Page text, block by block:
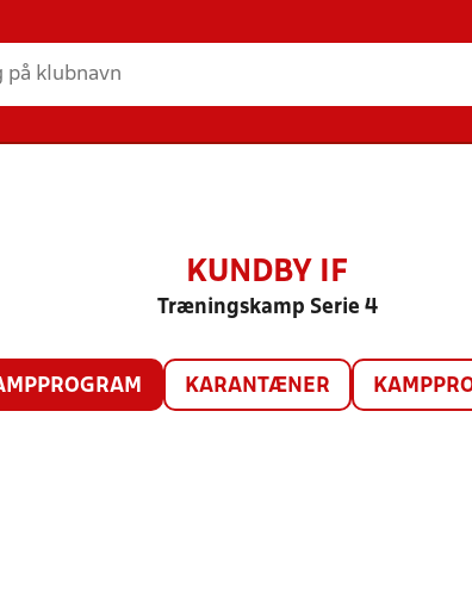
KUNDBY IF
Træningskamp Serie 4
KARANTÆNER